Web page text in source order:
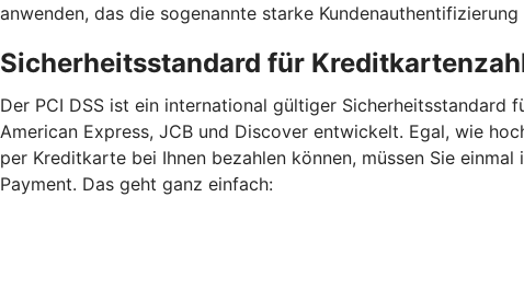
anwenden, das die sogenannte starke
Sicherheitsstandard für
Der PCI DSS ist ein international gültiger
American Express, JCB und Discover entwickelt. Egal, wie
per Kreditkarte bei Ihnen bezahlen können, müssen Sie
Payment. Das geht ganz einfach: